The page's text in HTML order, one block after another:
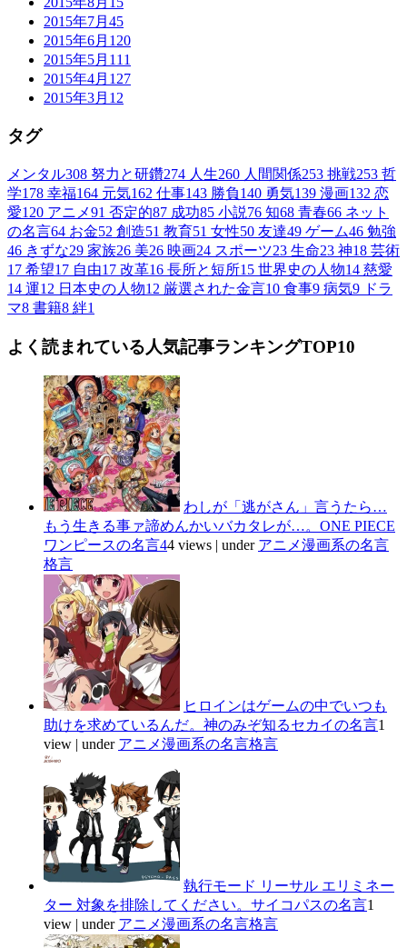
2015年7月 45
2015年6月 120
2015年5月 111
2015年4月 127
2015年3月 12
タグ
メンタル308 努力と研鑽274 人生260 人間関係253 挑戦253 哲
学178 幸福164 元気162 仕事143 勝負140 勇気139 漫画132 恋
愛120 アニメ91 否定的87 成功85 小説76 知68 青春66 ネット
の名言64 お金52 創造51 教育51 女性50 友達49 ゲーム46 勉強
46 きずな29 家族26 美26 映画24 スポーツ23 生命23 神18 芸術
17 希望17 自由17 改革16 長所と短所15 世界史の人物14 慈愛
14 運12 日本史の人物12 厳選された金言10 食事9 病気9 ドラ
マ8 書籍8 絆1
よく読まれている人気記事ランキングTOP10
わしが「逃がさん」言うたら…
もう生きる事ァ諦めんかいバカタレが…。ONE PIECE
ワンピースの名言44 views | under アニメ漫画系の名言
格言
ヒロインはゲームの中でいつも
助けを求めているんだ。神のみぞ知るセカイの名言1
view | under アニメ漫画系の名言格言
執行モード リーサル エリミネー
ター 対象を排除してください。サイコパスの名言1
view | under アニメ漫画系の名言格言